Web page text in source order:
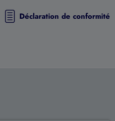
Déclaration de conformité